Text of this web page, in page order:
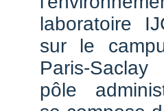
laboratoire
sur le
Paris-
pôle